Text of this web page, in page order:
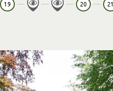
19 20 21